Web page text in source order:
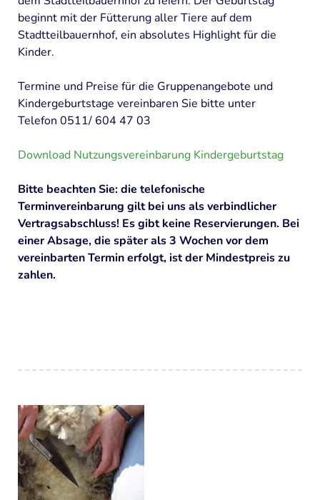
"Mitreden, Mitmachen, Mitgestalten
Naturentdeckerprojekt "Summ, summ und Iaah"
Outdorrküche/Inklusion
"Spielfalt" - Inklusion auf pädagogisch betreuten
Spielplätzen
Spielen und Sprechen
Kinder sind unsere Zukunft
"Naturentdeckerprojekt" Summ, summ ind Iaah
WIR BRAUCHEN IHRE UNTERSTÜTZUNG
Spenden
Patenschaften
IMPRESSUM
DATENSCHUTZ
HAFTUNGSAUSSCHLUSS
beginnt mit der Fütterung aller Tiere auf dem
Stadtteilbauernhof, ein absolutes Highlight für die
Kinder.
Termine und Preise für die Gruppenangebote und
Kindergeburtstage vereinbaren Sie bitte unter
Telefon 0511/ 604 47 03
Download Nutzungsvereinbarung Kindergeburtstag
Bitte beachten Sie: die telefonische
Terminvereinbarung gilt bei uns als verbindlicher
Vertragsabschluss! Es gibt keine Reservierungen. Bei
einer Absage, die später als 3 Wochen vor dem
vereinbarten Termin erfolgt, ist der Mindestpreis zu
zahlen.